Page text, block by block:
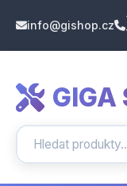
info@gishop.cz
GIGA